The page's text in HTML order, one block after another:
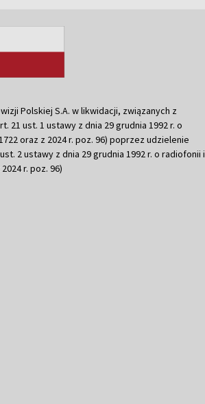
Polskiej S.A. w likwidacji, związanych z
21 ust. 1 ustawy z dnia 29 grudnia 1992 r. o
oraz z 2024 r. poz. 96) poprzez udzielenie
2 ustawy z dnia 29 grudnia 1992 r. o radiofonii i
r. poz. 96)